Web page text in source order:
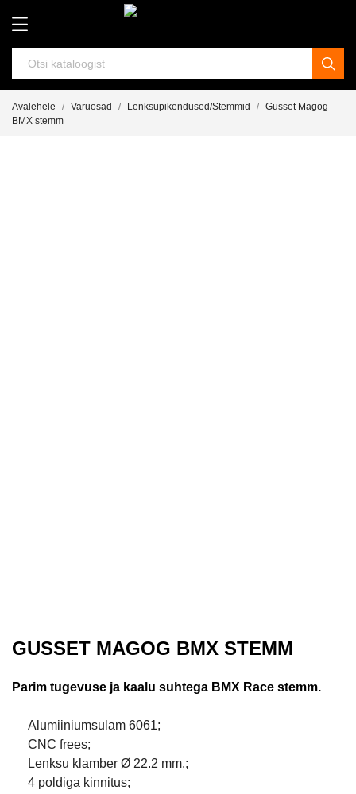
Avalehele Varuosad Lenksupikendused/Stemmid
Gusset Magog
BMX stemm
GUSSET MAGOG BMX STEMM
Parim tugevuse ja kaalu suhtega BMX Race stemm.
Alumiiniumsulam 6061;
CNC frees;
Lenksu klamber Ø 22.2 mm.;
4 poldiga kinnitus;